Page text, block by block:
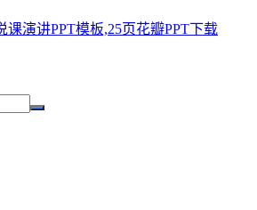
演讲PPT模板,25页花瓣PPT下载